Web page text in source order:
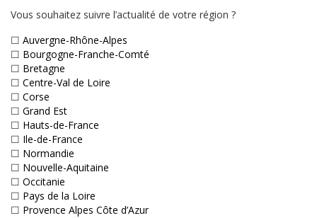
Vous souhaitez suivre l’actualité de votre région ?
☐ Auvergne-Rhône-Alpes
☐ Bourgogne-Franche-Comté
☐ Bretagne
☐ Centre-Val de Loire
☐ Corse
☐ Grand Est
☐ Hauts-de-France
☐ Ile-de-France
☐ Normandie
☐ Nouvelle-Aquitaine
☐ Occitanie
☐ Pays de la Loire
☐ Provence Alpes Côte d’Azur